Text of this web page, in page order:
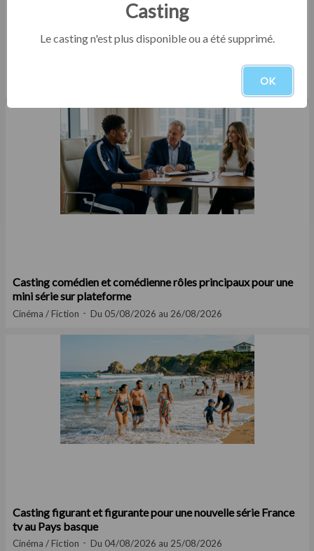
tournage d'un court film institutionnel en Eure-et-Loir
Casting comédien et comédienne rôles principaux pour une
mini série sur plateforme
Cinéma / Fiction Du 05/08/2026 au 26/08/2026
Casting figurant et figurante pour une nouvelle série France
tv au Pays basque
Cinéma / Fiction Du 04/08/2026 au 25/08/2026
Casting
Le casting n'est plus disponible ou a été supprimé.
OK